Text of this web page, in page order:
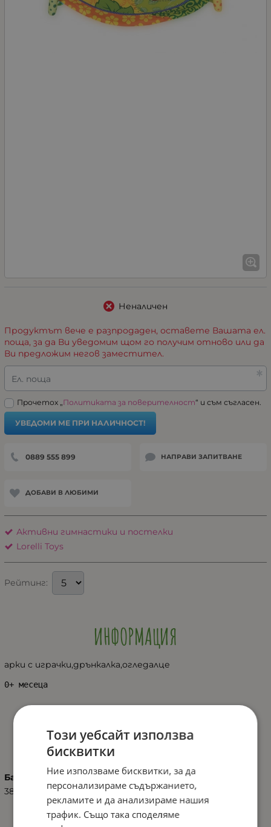
Неналичен
Продуктът вече е разпродаден, оставете Вашата ел.
поща, за да Ви уведомим щом го получим отново или да
Ви предложим негов заместител.
Ел. поща
Прочетох „Политиката за поверителност“ и съм съгласен.
УВЕДОМИ МЕ ПРИ НАЛИЧНОСТ!
0889 555 899 НАПРАВИ ЗАПИТВАНЕ
ДОБАВИ В ЛЮБИМИ
Активни гимнастики и постелки
Lorelli Toys
Рейтинг:
ИНФОРМАЦИЯ
арки с играчки,дрънкалка,огледалце
0+ месеца
ХАРАКТЕРИСТИКИ
Баркод (ISBN, UPC, др.)
3800151916178
Този уебсайт използва
бисквитки
Ние използваме бисквитки, за да
персонализираме съдържанието,
рекламите и да анализираме нашия
трафик. Също така споделяме